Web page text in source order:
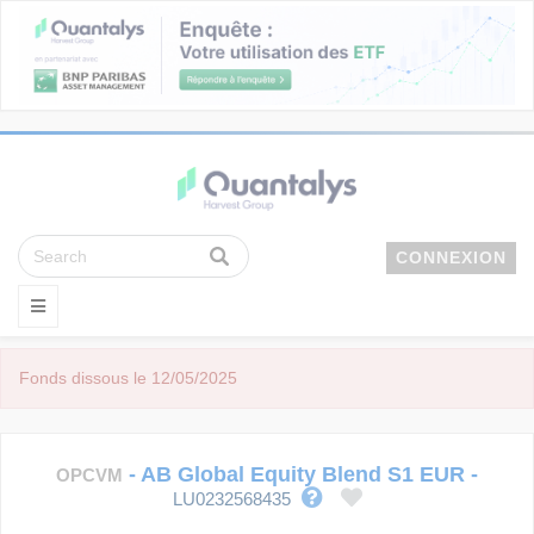
CONNEXION
Fonds dissous le 12/05/2025
OPCVM - AB Global Equity Blend S1 EUR -
LU0232568435